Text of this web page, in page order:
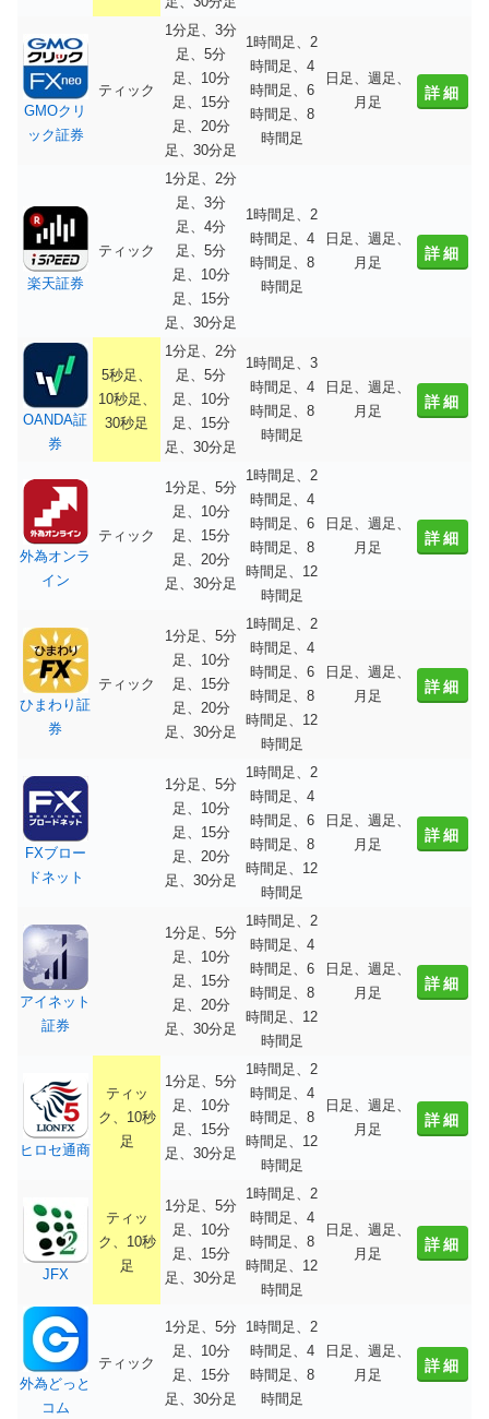
GMOクリ
ック証券
ティック
1分足、3分
足、5分
足、10分
足、15分
足、20分
足、30分足
1時間足、2
時間足、4
時間足、6
時間足、8
時間足
日足、週足、
月足
詳細
楽天証券
ティック
1分足、2分
足、3分
足、4分
足、5分
足、10分
足、15分
足、30分足
1時間足、2
時間足、4
時間足、8
時間足
日足、週足、
月足
詳細
OANDA証
券
5秒足、
10秒足、
30秒足
1分足、2分
足、5分
足、10分
足、15分
足、30分足
1時間足、3
時間足、4
時間足、8
時間足
日足、週足、
月足
詳細
外為オンラ
イン
ティック
1分足、5分
足、10分
足、15分
足、20分
足、30分足
1時間足、2
時間足、4
時間足、6
時間足、8
時間足、12
時間足
日足、週足、
月足
詳細
ひまわり証
券
ティック
1分足、5分
足、10分
足、15分
足、20分
足、30分足
1時間足、2
時間足、4
時間足、6
時間足、8
時間足、12
時間足
日足、週足、
月足
詳細
FXブロー
ドネット
1分足、5分
足、10分
足、15分
足、20分
足、30分足
1時間足、2
時間足、4
時間足、6
時間足、8
時間足、12
時間足
日足、週足、
月足
詳細
アイネット
証券
1分足、5分
足、10分
足、15分
足、20分
足、30分足
1時間足、2
時間足、4
時間足、6
時間足、8
時間足、12
時間足
日足、週足、
月足
詳細
ヒロセ通商
ティッ
ク、10秒
足
1分足、5分
足、10分
足、15分
足、30分足
1時間足、2
時間足、4
時間足、8
時間足、12
時間足
日足、週足、
月足
詳細
JFX
ティッ
ク、10秒
足
1分足、5分
足、10分
足、15分
足、30分足
1時間足、2
時間足、4
時間足、8
時間足、12
時間足
日足、週足、
月足
詳細
外為どっと
コム
ティック
1分足、5分
足、10分
足、15分
足、30分足
1時間足、2
時間足、4
時間足、8
時間足
日足、週足、
月足
詳細